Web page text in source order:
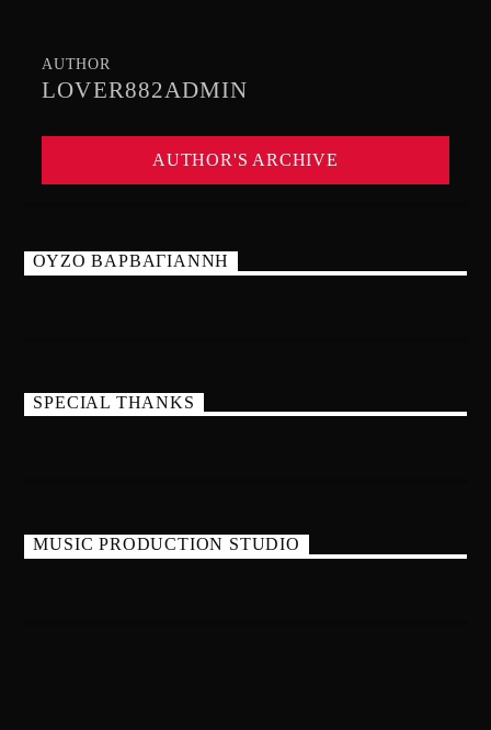
AUTHOR
LOVER882ADMIN
AUTHOR'S ARCHIVE
ΟΥΖΟ ΒΑΡΒΑΓΙΑΝΝΗ
SPECIAL THANKS
MUSIC PRODUCTION STUDIO